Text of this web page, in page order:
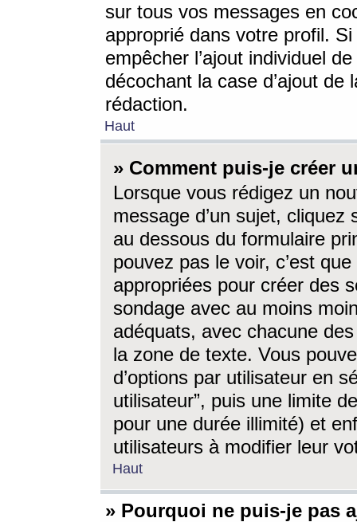
sur tous vos messages en
approprié dans votre profil.
empêcher l’ajout individuel
décochant la case d’ajout
rédaction.
Haut
» Comment puis-je créer
Lorsque vous rédigez un
message d’un sujet, cliquez
au dessous du formulaire
pouvez pas le voir, c’est
appropriées pour créer des
sondage avec au moins
adéquats, avec chacune
la zone de texte. Vous
d’options par utilisateur en
utilisateur”, puis une limite
pour une durée illimité) et
utilisateurs à modifier leur
Haut
» Pourquoi ne puis-je pas